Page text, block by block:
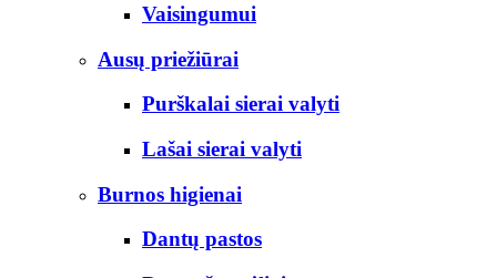
Vaisingumui
Ausų priežiūrai
Purškalai sierai valyti
Lašai sierai valyti
Burnos higienai
Dantų pastos